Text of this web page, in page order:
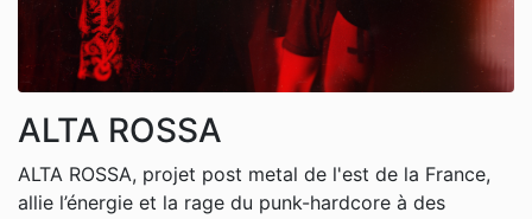
ALTA ROSSA
ALTA ROSSA, projet post metal de l'est de la France,
allie l’énergie et la rage du punk-hardcore à des